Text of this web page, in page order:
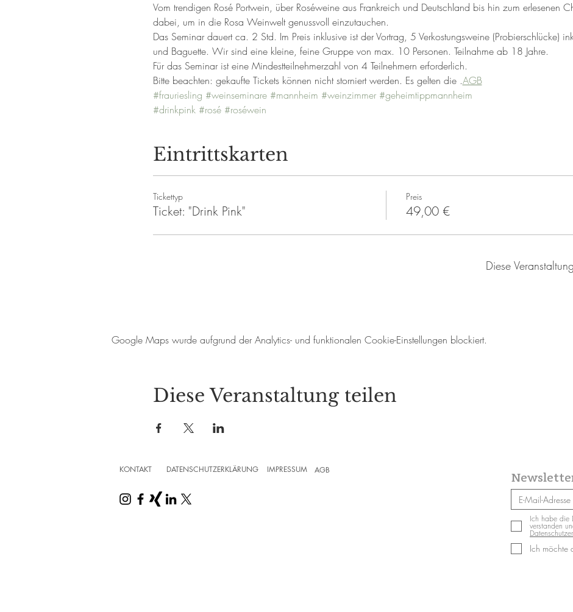
Vom trendigen Rosé Portwein, über Roséweine aus Frankreich und Deutschland bis hin zum erlesenen
dabei, um in die Rosa Weinwelt genussvoll einzutauchen.
Das Seminar dauert ca. 2 Std. Im Preis inklusive ist der Vortrag, 5 Verkostungsweine (Probierschlücke)
und Baguette. Wir sind eine kleine, feine Gruppe von max. 10 Personen. Teilnahme ab 18 Jahre.
Für das Seminar ist eine Mindestteilnehmerzahl von 4 Teilnehmern erforderlich.
Bitte beachten: gekaufte Tickets können nicht storniert werden. Es gelten die .AGB
#frauriesling #weinseminare #mannheim #weinzimmer #geheimtippmannheim
#drinkpink #rosé #roséwein
Eintrittskarten
Tickettyp
Ticket: "Drink Pink"
Preis
49,00 €
Diese
Google Maps wurde aufgrund der Analytics- und funktionalen Cookie-Einstellungen blockiert.
Diese Veranstaltung teilen
KONTAKT DATENSCHUTZERKLÄRUNG IMPRESSUM AGB
Ich habe die
verstanden
Ich möchte